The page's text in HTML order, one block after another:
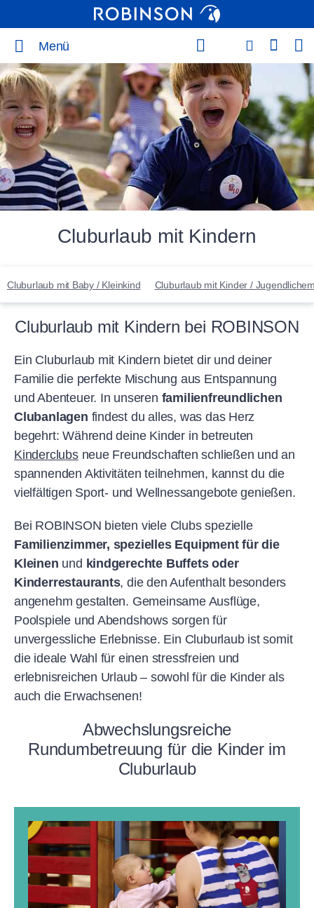
Menü
Cluburlaub mit Kindern
Cluburlaub mit Baby / Kleinkind Cluburlaub mit Kinder /
Cluburlaub mit Kindern bei ROBINSON
Ein Cluburlaub mit Kindern bietet dir und deiner
Familie die perfekte Mischung aus Entspannung
und Abenteuer. In unseren familienfreundlichen
Clubanlagen findest du alles, was das Herz
begehrt: Während deine Kinder in betreuten
Kinderclubsneue Freundschaften schließen und an
spannenden Aktivitäten teilnehmen, kannst du die
vielfältigen Sport- und Wellnessangebote genießen.
Bei ROBINSON bieten viele Clubs spezielle
Familienzimmer, spezielles Equipment für die
Kleinen und kindgerechte Buffets oder
Kinderrestaurants, die den Aufenthalt besonders
angenehm gestalten. Gemeinsame Ausflüge,
Poolspiele und Abendshows sorgen für
unvergessliche Erlebnisse. Ein Cluburlaub ist somit
die ideale Wahl für einen stressfreien und
erlebnisreichen Urlaub – sowohl für die Kinder als
auch die Erwachsenen!
Abwechslungsreiche
Rundumbetreuung für die Kinder im
Cluburlaub